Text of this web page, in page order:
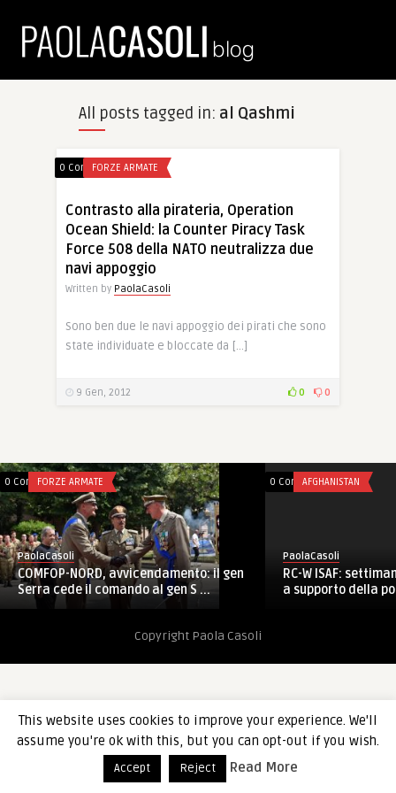
All posts tagged in: al Qashmi
0 CommentsFORZE ARMATE
Contrasto alla pirateria, Operation
Ocean Shield: la Counter Piracy Task
Force 508 della NATO neutralizza due
navi appoggio
Written by PaolaCasoli
Sono ben due le navi appoggio dei pirati che sono
state individuate e bloccate da […]
9 Gen, 2012 0 0
0 CommentsFORZE ARMATE
PaolaCasoli
COMFOP-NORD, avvicendamento: il gen
Serra cede il comando al gen S ...
0 CommentsAFGHANISTAN
PaolaCasoli
RC-W ISAF:
a supporto della
Copyright Paola Casoli
This website uses cookies to improve your experience. We'll
assume you're ok with this, but you can opt-out if you wish.
Accept Reject Read More